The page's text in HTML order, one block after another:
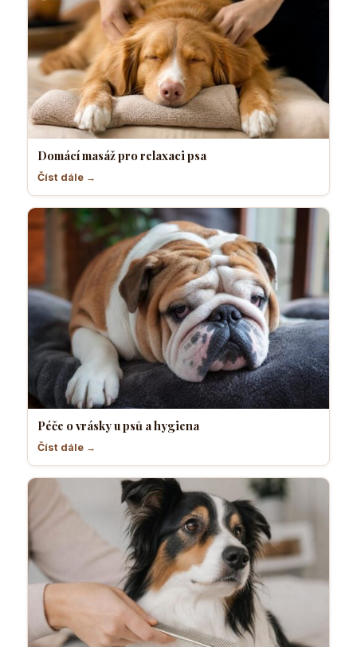
Domácí masáž pro relaxaci psa
Číst dále →
Péče o vrásky u psů a hygiena
Číst dále →